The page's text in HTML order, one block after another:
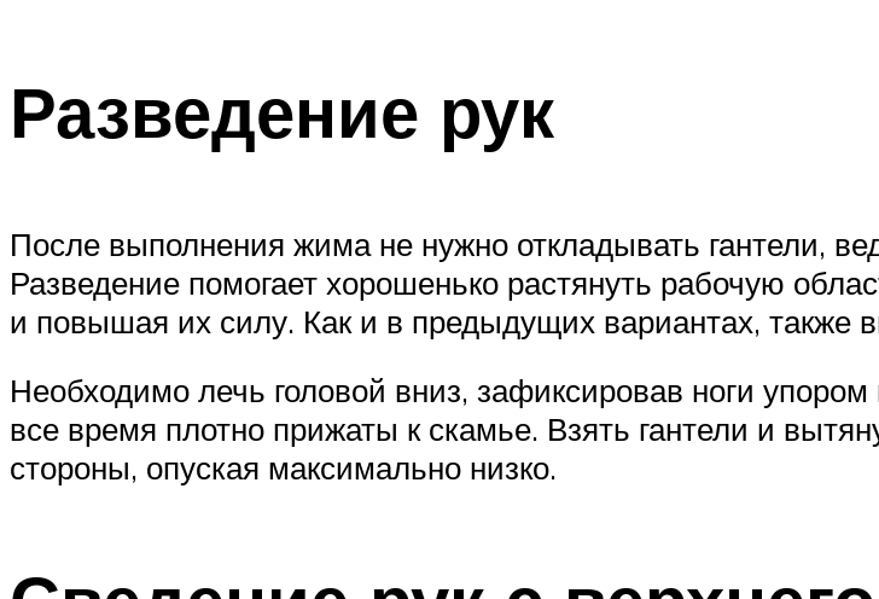
Разведение рук
После выполнения жима не нужно откладывать гантели,
Разведение помогает хорошенько растянуть рабочую
и повышая их силу. Как и в предыдущих вариантах, также
Необходимо лечь головой вниз, зафиксировав ноги
все время плотно прижаты к скамье. Взять гантели и
стороны, опуская максимально низко.